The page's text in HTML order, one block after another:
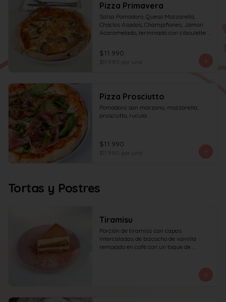
Pizza Primavera
Salsa Pomodoro, Queso Mozzarella,
Choclos Asados, Champiñones, Jamon
Acaramelado, terminado con ciboulette y
$11.990
$11.990 por und
Pizza Prosciutto
Pomodoro san marzano, mozzarella,
prosciutto, rucula.
$11.990
$11.990 por und
Tortas y Postres
Tiramisu
Porción de tiramisú con capas
intercaladas de bizcocho de vainilla
remojado en café con un toque de